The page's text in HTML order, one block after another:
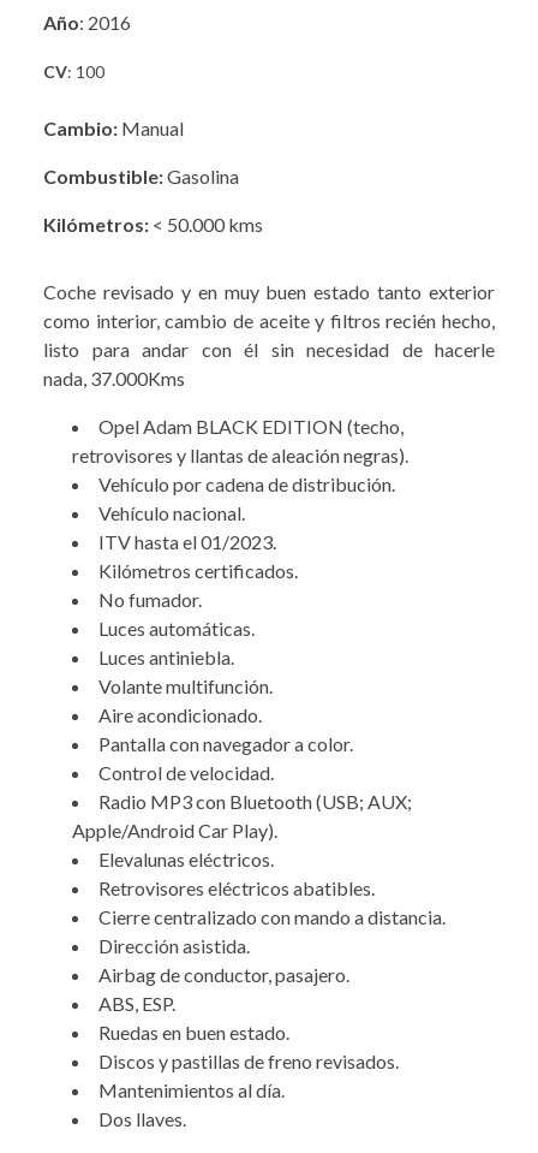
Año: 2016
CV: 100
Cambio: Manual
Combustible:Gasolina
Kilómetros: < 50.000 kms
Coche revisado y en muy buen estado tanto exterior
como interior, cambio de aceite y filtros recién hecho,
listo para andar con él sin necesidad de hacerle
nada, 37.000Kms
Opel Adam BLACK EDITION (techo,
retrovisores y llantas de aleación negras).
Vehículo por cadena de distribución.
Vehículo nacional.
ITV hasta el 01/2023.
Kilómetros certificados.
No fumador.
Luces automáticas.
Luces antiniebla.
Volante multifunción.
Aire acondicionado.
Pantalla con navegador a color.
Control de velocidad.
Radio MP3 con Bluetooth (USB; AUX;
Apple/Android Car Play).
Elevalunas eléctricos.
Retrovisores eléctricos abatibles.
Cierre centralizado con mando a distancia.
Dirección asistida.
Airbag de conductor, pasajero.
ABS, ESP.
Ruedas en buen estado.
Discos y pastillas de freno revisados.
Mantenimientos al día.
Dos llaves.